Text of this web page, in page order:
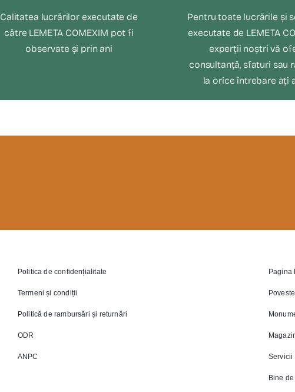
Calitatea lucrărilor executate de
către LEMETA COMEXIM pot fi
observate și prin ani
Pentru toate lucrările și
executate de LEMETA
experții noștri vă
consultanță, sfaturi sau
la orice întrebare ați
Politica de confidențialitate
Termeni și condiții
Politică de rambursări și returnări
ODR
ANPC
Pagina
Servicii
Bine